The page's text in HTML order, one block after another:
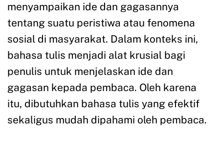
menyampaikan ide dan gagasannya
tentang suatu peristiwa atau fenomena
sosial di masyarakat. Dalam konteks ini,
bahasa tulis menjadi alat krusial bagi
penulis untuk menjelaskan ide dan
gagasan kepada pembaca. Oleh karena
itu, dibutuhkan bahasa tulis yang efektif
sekaligus mudah dipahami oleh pembaca.